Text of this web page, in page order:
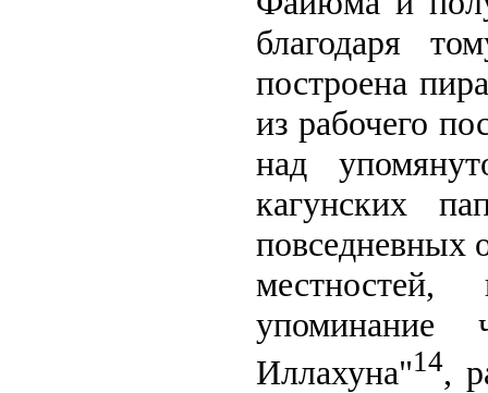
благодаря
построена
из рабочего
над
кагунских
повседневных
местностей,
упоминание
Иллахуна"14,